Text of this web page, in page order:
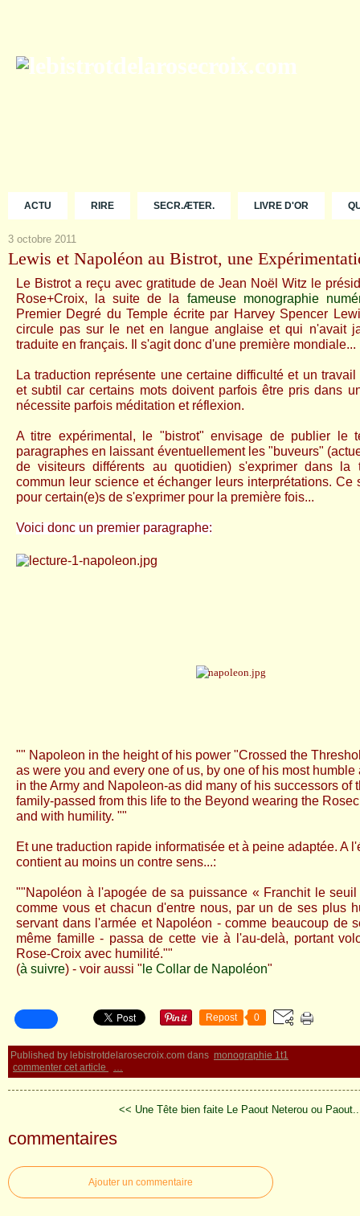
ACTU RIRE SECR.ÆTER. LIVRE D'OR
3 octobre 2011
Lewis et Napoléon au Bistrot, une
Le Bistrot a reçu avec gratitude de Jean Noël Witz le
Rose+Croix, la suite de la fameuse monographie
Premier Degré du Temple écrite par Harvey Spencer
circule pas sur le net en langue anglaise et qui n'avait
traduite en français. Il s'agit donc d'une première mondiale...
La traduction représente une certaine difficulté et un travail
et subtil car certains mots doivent parfois être pris dans
nécessite parfois méditation et réflexion.
A titre expérimental, le "bistrot" envisage de publier le
paragraphes en laissant éventuellement les "buveurs"
de visiteurs différents au quotidien) s'exprimer dans la
commun leur science et échanger leurs interprétations. Ce
pour certain(e)s de s'exprimer pour la première fois...
Voici donc un premier paragraphe:
"" Napoleon in the height of his power "Crossed the
as were you and every one of us, by one of his most
in the Army and Napoleon-as did many of his successors of
family-passed from this life to the Beyond wearing the
and with humility. ""
Et une traduction rapide informatisée et à peine adaptée. A
contient au moins un contre sens...:
""Napoléon à l'apogée de sa puissance « Franchit le
comme vous et chacun d'entre nous, par un de ses plus
servant dans l'armée et Napoléon - comme beaucoup de
même famille - passa de cette vie à l'au-delà, portant
Rose-Croix avec humilité.""
(à suivre) - voir aussi " le Collar de Napoléon"
Repost 0
Published by lebistrotdelarosecroix.com dans monographie 1t1
commenter cet article
…
<< Une Tête bien faite Le Paout Neterou ou
commentaires
Ajouter un commentaire